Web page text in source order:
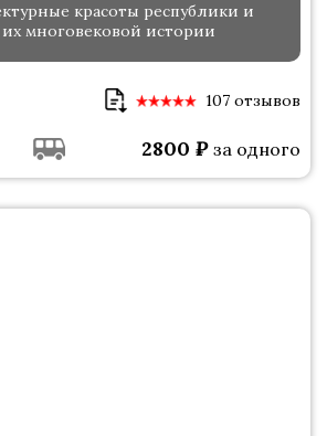
красоты республики и
их многовековой истории
107 отзывов
2800 ₽ за одного